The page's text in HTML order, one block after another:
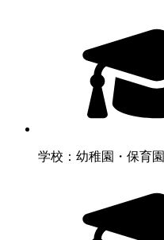
学校：幼稚園・保育園